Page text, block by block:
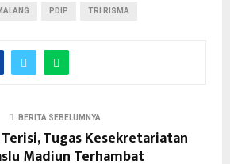
PDIP TRI RISMA
BERITA SEBELUMNYA
Tugas Kesekretariatan
Madiun Terhambat